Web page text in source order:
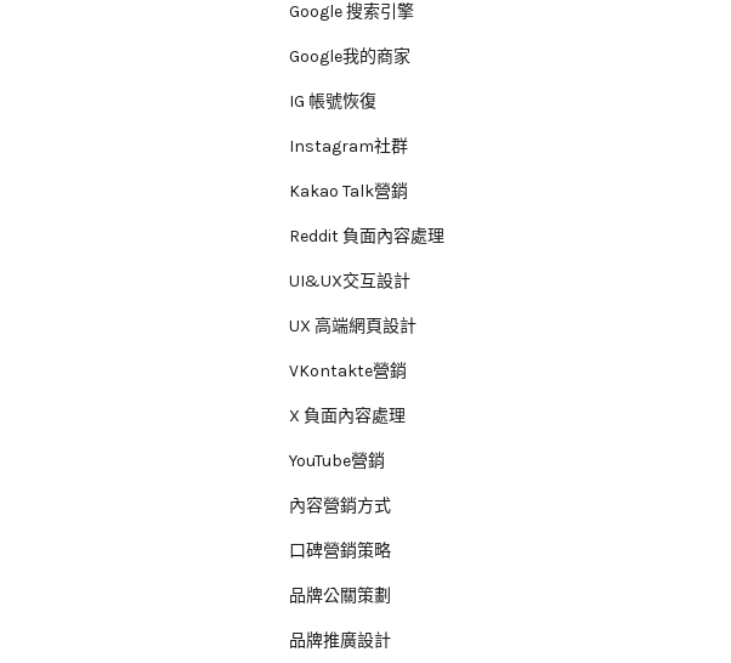
Google 搜索引擎
Google我的商家
IG 帳號恢復
Instagram社群
Kakao Talk營銷
Reddit 負面內容處理
UI&UX交互設計
UX 高端網頁設計
VKontakte營銷
X 負面內容處理
YouTube營銷
內容營銷方式
口碑營銷策略
品牌公關策劃
品牌推廣設計